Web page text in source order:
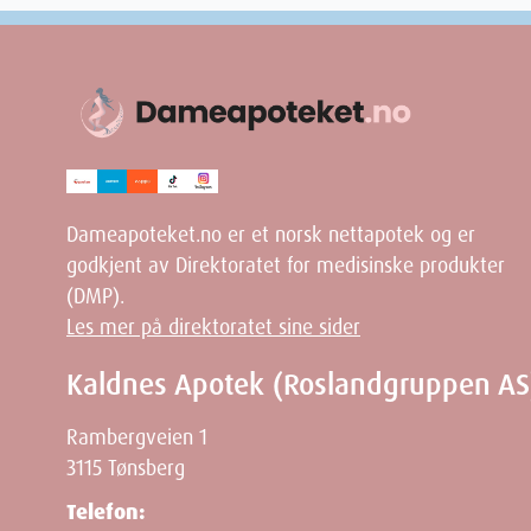
Mangifera Indica Seed (Mango) Butter, Organic
20, Stearic Acid, Organic Sunflower (Heleanthus
Sweet Almond Oil (Prunus Amygdalus Dulcis),
(Aloe Barbadensis) Leaf Extract, Cucumber (Cucumis
Benzoic Acid, Propanediol, Sorbitan Caprylate,
Dameapoteket.no er et norsk nettapotek og er
godkjent av Direktoratet for medisinske produkter
(DMP).
Les mer på direktoratet sine sider
Kaldnes Apotek (Roslandgruppen
Rambergveien 1
3115 Tønsberg
Telefon: